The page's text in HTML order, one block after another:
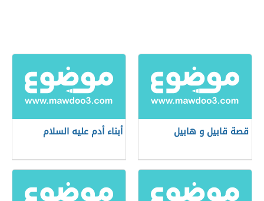
قصة قابيل و هابيل أبناء أدم عليه السلام